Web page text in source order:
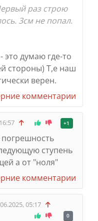
раз строю
3см не попал.
это думаю где-то
стороны) Т,е наш
верен.
комментарии
+1
ступень
а от "ноля"
комментарии
05:17
0